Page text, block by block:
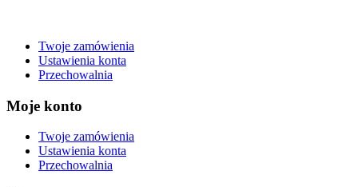
Twoje zamówienia
Ustawienia konta
Przechowalnia
Moje konto
Twoje zamówienia
Ustawienia konta
Przechowalnia